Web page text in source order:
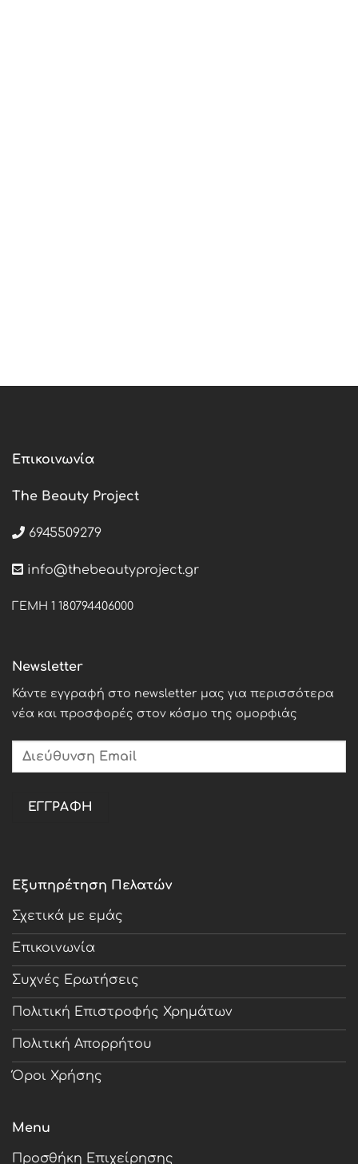
Επικοινωνία
The Beauty Project
6945509279
info@thebeautyproject.gr
ΓΕΜΗ 1 180794406000
Εξυπηρέτηση Πελατών
Σχετικά με εμάς
Επικοινωνία
Συχνές Ερωτήσεις
Πολιτική Επιστροφής Χρημάτων
Πολιτική Απορρήτου
Όροι Χρήσης
Menu
Προσθήκη Επιχείρησης
Newsletter
Κάντε εγγραφή στο newsletter μας για περισσότερα
νέα και προσφορές στον κόσμο της ομορφιάς